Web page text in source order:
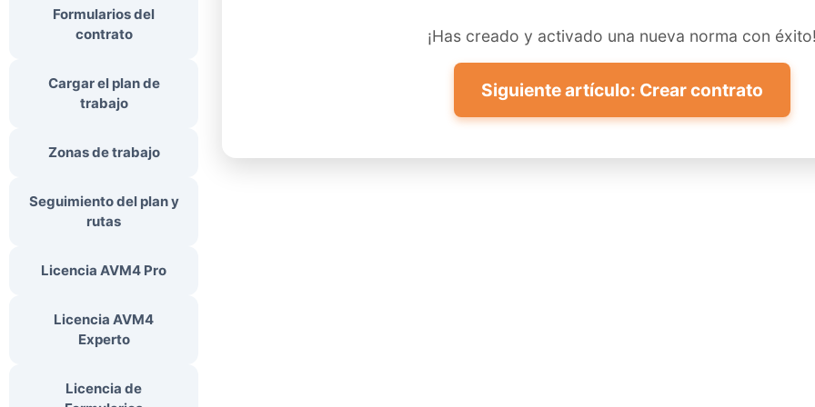
Formularios del
contrato
Cargar el plan de
trabajo
Zonas de trabajo
Seguimiento del plan y
rutas
Licencia AVM4 Pro
Licencia AVM4
Experto
Licencia de
¡Has creado y activado una nueva norma con
Siguiente artículo: Crear contrato